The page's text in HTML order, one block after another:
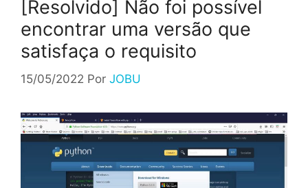
[Resolvido] Não foi possível
encontrar uma versão que
satisfaça o requisito
15/05/2022 Por JOBU